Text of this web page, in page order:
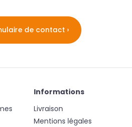
de contact ›
Informations
Livraison
Mentions légales